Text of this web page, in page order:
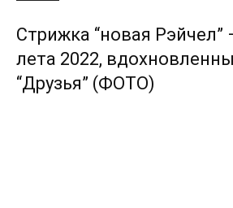
Стрижка “новая
лета 2022,
“Друзья” (ФОТО)